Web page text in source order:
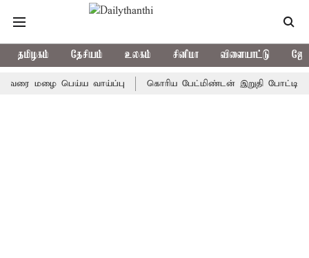
தமிழகம் தேசியம் உலகம் சினிமா விளையாட்டு
பெய்ய வாய்ப்பு கொரிய பேட்மிண்டன் இறுதி போட்டி;